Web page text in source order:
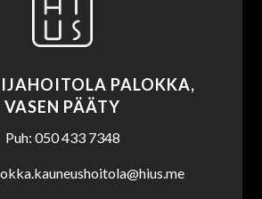
PALOKKA,
VASEN PÄÄTY
Puh: 050 433 7348